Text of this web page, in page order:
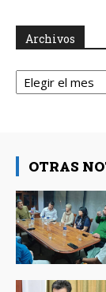
Archivos
Archivos
OTRAS